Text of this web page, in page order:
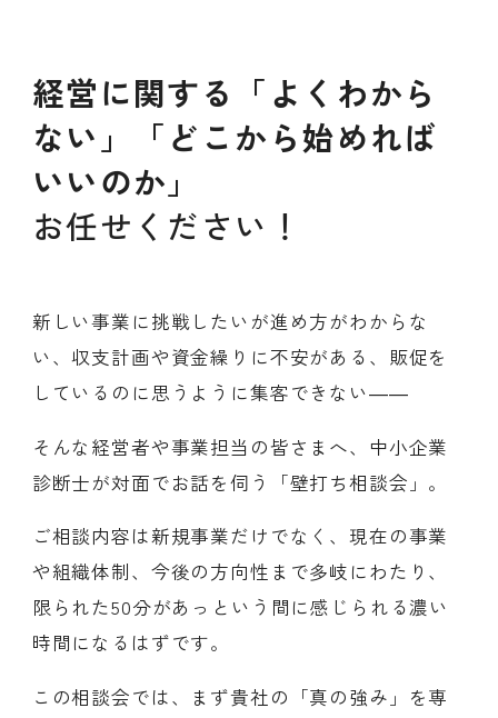
経営に関する「よくわから
ない」「どこから始めれば
いいのか」
お任せください！
新しい事業に挑戦したいが進め方がわからな
い、収支計画や資金繰りに不安がある、販促を
しているのに思うように集客できない――
そんな経営者や事業担当の皆さまへ、中小企業
診断士が対面でお話を伺う「壁打ち相談会」。
ご相談内容は新規事業だけでなく、現在の事業
や組織体制、今後の方向性まで多岐にわたり、
限られた50分があっという間に感じられる濃い
時間になるはずです。
この相談会では、まず貴社の「真の強み」を専